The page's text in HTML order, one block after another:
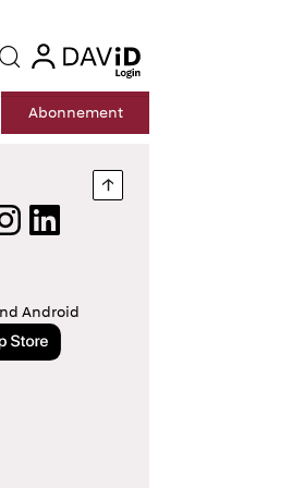
login
Abonnement
Nach oben springen
LinkedIn
Android
App Store